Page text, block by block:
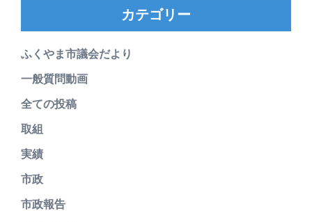
カテゴリー
ふくやま市議会だより
一般質問動画
全ての投稿
取組
実績
市政
市政報告